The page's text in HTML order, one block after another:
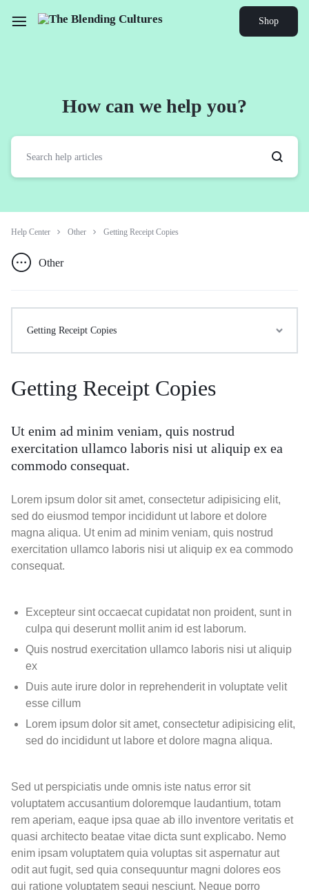
Shop
How can we help you?
Help Center Other Getting Receipt Copies
Other
Getting Receipt Copies
Ut enim ad minim veniam, quis nostrud
exercitation ullamco laboris nisi ut aliquip ex ea
commodo consequat.
Lorem ipsum dolor sit amet, consectetur adipisicing elit,
sed do eiusmod tempor incididunt ut labore et dolore
magna aliqua. Ut enim ad minim veniam, quis nostrud
exercitation ullamco laboris nisi ut aliquip ex ea commodo
consequat.
Excepteur sint occaecat cupidatat non proident, sunt in
culpa qui deserunt mollit anim id est laborum.
Quis nostrud exercitation ullamco laboris nisi ut aliquip
ex
Duis aute irure dolor in reprehenderit in voluptate velit
esse cillum
Lorem ipsum dolor sit amet, consectetur adipisicing elit,
sed do incididunt ut labore et dolore magna aliqua.
Sed ut perspiciatis unde omnis iste natus error sit
voluptatem accusantium doloremque laudantium, totam
rem aperiam, eaque ipsa quae ab illo inventore veritatis et
quasi architecto beatae vitae dicta sunt explicabo. Nemo
enim ipsam voluptatem quia voluptas sit aspernatur aut
odit aut fugit, sed quia consequuntur magni dolores eos
qui ratione voluptatem sequi nesciunt. Neque porro
Getting Receipt Copies